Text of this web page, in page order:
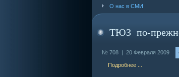
О нас в СМИ
ТЮЗ по-
№ 708 | 20 Февраля 2009
Подробнее ...